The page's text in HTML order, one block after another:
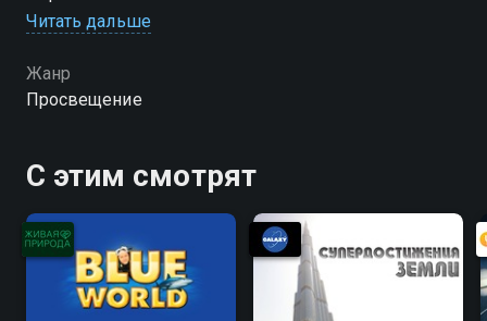
сыроедческую кухню в ассортименте? А вкусно ли
заведения?
качестве на Смотрёшке
Читать дальше
Жанр
Просвещение
С этим смотрят